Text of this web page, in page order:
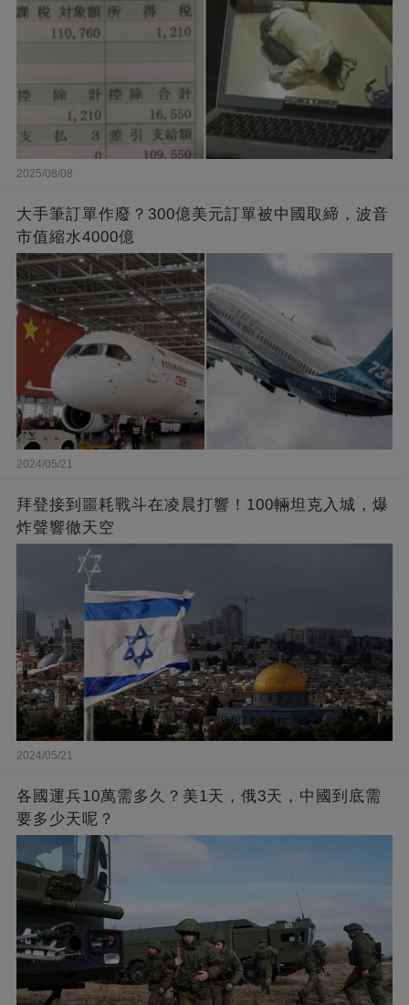
2025/08/08
大手筆訂單作廢？300億美元訂單被中國取締，波音
市值縮水4000億
2024/05/21
拜登接到噩耗戰斗在凌晨打響！100輛坦克入城，爆
炸聲響徹天空
2024/05/21
各國運兵10萬需多久？美1天，俄3天，中國到底需
要多少天呢？